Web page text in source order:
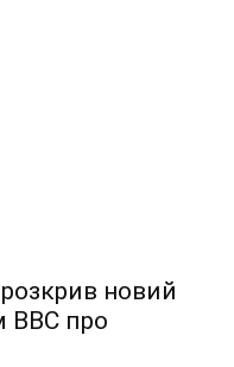
новий
ВВС про